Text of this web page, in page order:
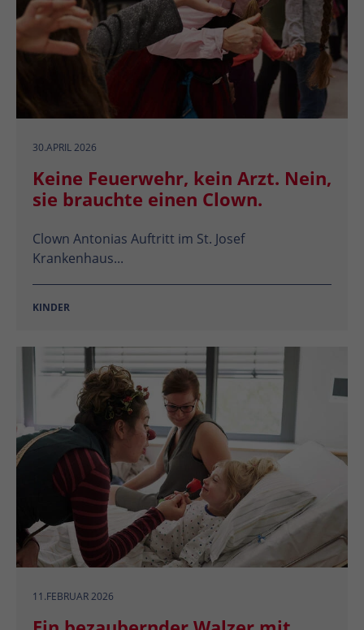
30.APRIL 2026
Keine Feuerwehr, kein Arzt. Nein,
sie brauchte einen Clown.
Clown Antonias Auftritt im St. Josef
Krankenhaus...
KINDER
11.FEBRUAR 2026